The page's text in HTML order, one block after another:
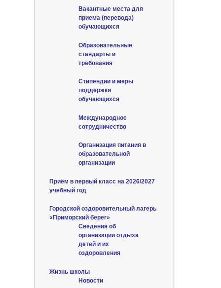
Вакантные места для
приема (перевода)
обучающихся
Образовательные
стандарты и
требования
Стипендии и меры
поддержки
обучающихся
Международное
сотрудничество
Организация питания в
образовательной
организации
Приём в первый класс на 2026/2027
учебный год
Городской оздоровительный лагерь
«Приморский берег»
Сведения об
организации отдыха
детей и их
оздоровления
Жизнь школы
Новости